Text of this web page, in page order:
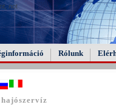
not
Rólunk